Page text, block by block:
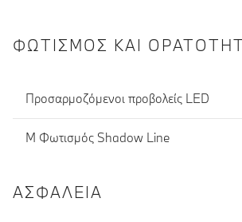
ΦΩΤΙΣΜΌΣ ΚΑΙ
Προσαρμοζόμενοι προβολείς LED
M Φωτισμός Shadow Line
ΑΣΦΆΛΕΙΑ